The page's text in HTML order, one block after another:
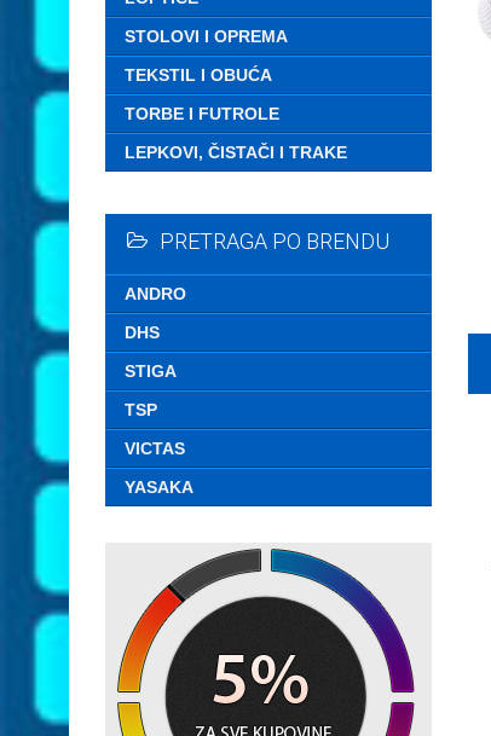
STOLOVI I OPREMA
TEKSTIL I OBUĆA
TORBE I FUTROLE
LEPKOVI, ČISTAČI I TRAKE
PRETRAGA PO BRENDU
ANDRO
DHS
STIGA
TSP
VICTAS
YASAKA